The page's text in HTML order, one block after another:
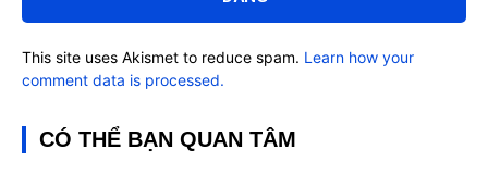
This site uses Akismet to reduce spam. Learn how your
comment data is processed.
CÓ THỂ BẠN QUAN TÂM